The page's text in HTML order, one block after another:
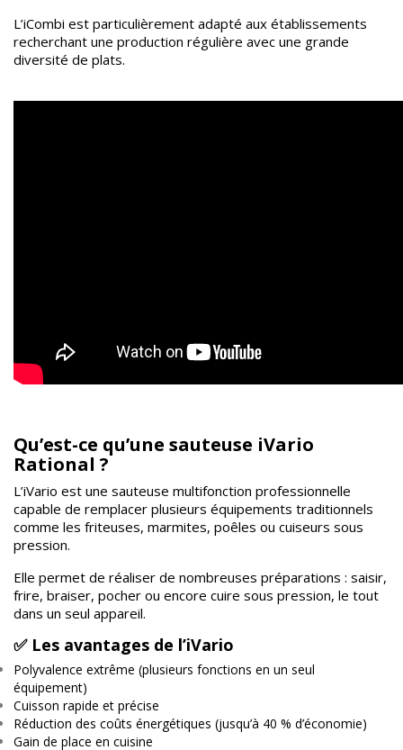
L’iCombi est particulièrement adapté aux établissements
recherchant une production régulière avec une grande
diversité de plats.
Qu’est-ce qu’une sauteuse iVario
Rational ?
L’iVario est une sauteuse multifonction professionnelle
capable de remplacer plusieurs équipements traditionnels
comme les friteuses, marmites, poêles ou cuiseurs sous
pression.
Elle permet de réaliser de nombreuses préparations : saisir,
frire, braiser, pocher ou encore cuire sous pression, le tout
dans un seul appareil.
✅ Les avantages de l’iVario
Polyvalence extrême (plusieurs fonctions en un seul
équipement)
Cuisson rapide et précise
Réduction des coûts énergétiques (jusqu’à 40 % d’économie)
Gain de place en cuisine